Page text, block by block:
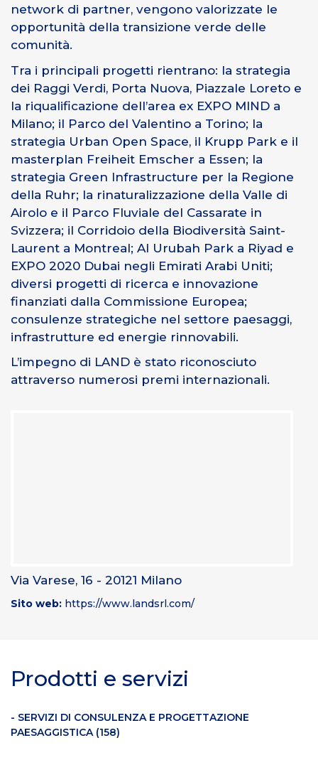
network di partner, vengono valorizzate le
opportunità della transizione verde delle
comunità.
Tra i principali progetti rientrano: la strategia
dei Raggi Verdi, Porta Nuova, Piazzale Loreto e
la riqualificazione dell’area ex EXPO MIND a
Milano; il Parco del Valentino a Torino; la
strategia Urban Open Space, il Krupp Park e il
masterplan Freiheit Emscher a Essen; la
strategia Green Infrastructure per la Regione
della Ruhr; la rinaturalizzazione della Valle di
Airolo e il Parco Fluviale del Cassarate in
Svizzera; il Corridoio della Biodiversità Saint-
Laurent a Montreal; Al Urubah Park a Riyad e
EXPO 2020 Dubai negli Emirati Arabi Uniti;
diversi progetti di ricerca e innovazione
finanziati dalla Commissione Europea;
consulenze strategiche nel settore paesaggi,
infrastrutture ed energie rinnovabili.
L’impegno di LAND è stato riconosciuto
attraverso numerosi premi internazionali.
Via Varese, 16 - 20121 Milano
Sito web: https://www.landsrl.com/
Prodotti e servizi
- SERVIZI DI CONSULENZA E PROGETTAZIONE
PAESAGGISTICA (158)